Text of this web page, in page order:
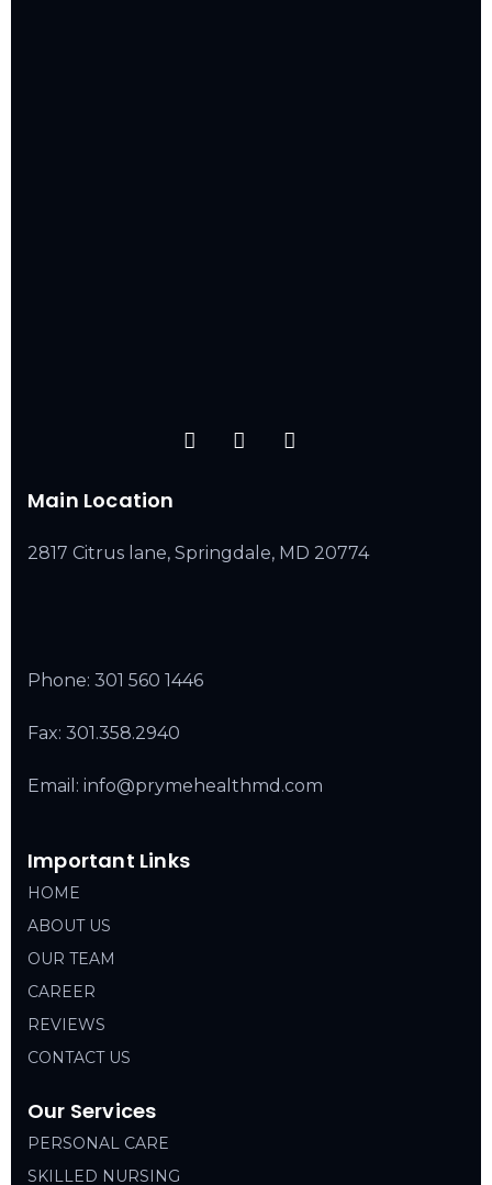
Main Location
2817 Citrus lane, Springdale, MD 20774
Phone: 301 560 1446
Fax: 301.358.2940
Email: info@prymehealthmd.com
Important Links
HOME
ABOUT US
OUR TEAM
CAREER
REVIEWS
CONTACT US
Our Services
PERSONAL CARE
SKILLED NURSING